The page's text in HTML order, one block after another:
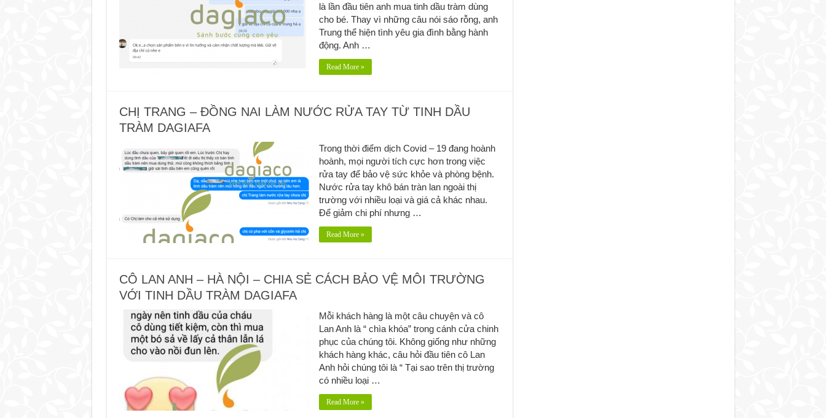
là lần đầu tiên anh mua tinh dầu tràm dùng
cho bé. Thay vì những câu nói sáo rỗng, anh
Trung thể hiện tình yêu gia đình bằng hành
động. Anh …
Read More »
CHỊ TRANG – ĐỒNG NAI LÀM NƯỚC RỬA TAY TỪ TINH DẦU
TRÀM DAGIAFA
Trong thời điểm dịch Covid – 19 đang hoành
hoành, mọi người tích cực hơn trong việc
rửa tay để bảo vệ sức khỏe và phòng bệnh.
Nước rửa tay khô bán tràn lan ngoài thị
trường với nhiều loại và giá cả khác nhau.
Để giảm chi phí nhưng …
Read More »
CÔ LAN ANH – HÀ NỘI – CHIA SẺ CÁCH BẢO VỆ MÔI TRƯỜNG
VỚI TINH DẦU TRÀM DAGIAFA
Mỗi khách hàng là một câu chuyện và cô
Lan Anh là “ chìa khóa” trong cánh cửa chinh
phục của chúng tôi. Không giống như những
khách hàng khác, câu hỏi đầu tiên cô Lan
Anh hỏi chúng tôi là “ Tại sao trên thị trường
có nhiều loại …
Read More »